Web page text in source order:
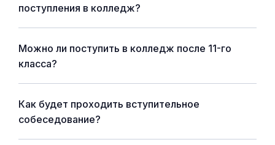
поступления в колледж?
Можно ли поступить в колледж после 11-го
класса?
Как будет проходить вступительное
собеседование?